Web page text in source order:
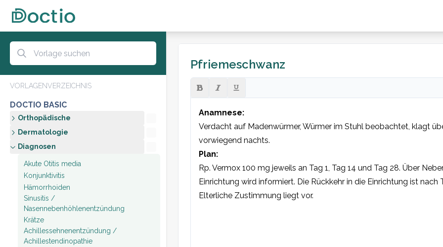
VORLAGENVERZEICHNIS
DOCTIO BASIC
Orthopädische
Dermatologie
Diagnosen
Akute Otitis media
Konjunktivitis
Hämorrhoiden
Sinusitis /
Nasennebenhöhlenentzündung
Krätze
Achillessehnenentzündung /
Achillestendinopathie
Pfriemeschwanz
Anamnese:
Verdacht auf Madenwürmer, Würmer im Stuhl beobachtet, klagt
vorwiegend nachts.
Plan:
Rp. Vermox 100 mg jeweils an Tag 1, Tag 14 und Tag 28. Über
Einrichtung wird informiert. Die Rückkehr in die Einrichtung ist nach
Elterliche Zustimmung liegt vor.